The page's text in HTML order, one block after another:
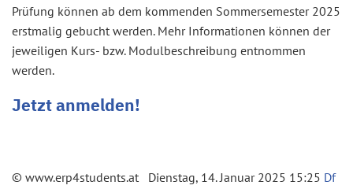
Prüfung können ab dem kommenden Sommersemester 2025
erstmalig gebucht werden. Mehr Informationen können der
jeweiligen Kurs- bzw. Modulbeschreibung entnommen
werden.
Jetzt anmelden!
© www.erp4students.at Dienstag, 14. Januar 2025 15:25 Df